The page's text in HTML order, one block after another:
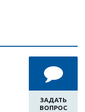
ЗАДАТЬ
ВОПРОС